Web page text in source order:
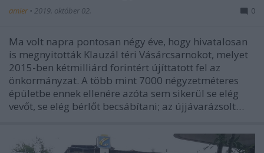
amier • 2019. október 02. 0
Ma volt napra pontosan négy éve, hogy hivatalosan
is megnyitották Klauzál téri Vásárcsarnokot, melyet
2015-ben kétmilliárd forintért újíttatott fel az
önkormányzat. A több mint 7000 négyzetméteres
épületbe ennek ellenére azóta sem sikerül se elég
vevőt, se elég bérlőt becsábítani; az újjávarázsolt…